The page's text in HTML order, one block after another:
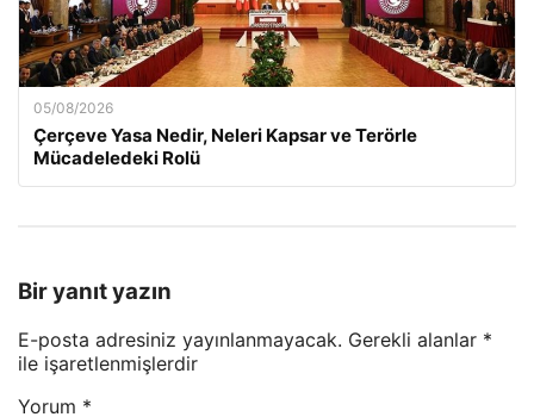
05/08/2026
Çerçeve Yasa Nedir, Neleri Kapsar ve Terörle
Mücadeledeki Rolü
Bir yanıt yazın
E-posta adresiniz yayınlanmayacak. Gerekli alanlar *
ile işaretlenmişlerdir
Yorum *